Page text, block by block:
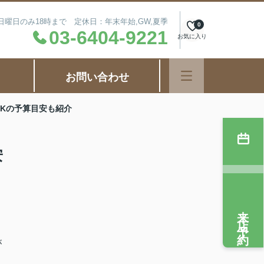
曜日のみ18時まで 定休日：年末年始,GW,夏季
03-6404-9221 お気に入り
0
お問い合わせ
の予算目安も紹介
来店予約